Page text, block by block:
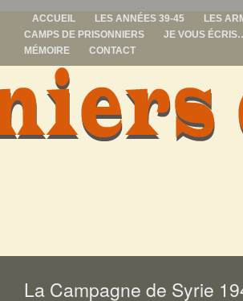
ACCUEIL LES ANNÉES 39-45 LES
CAMPS DE PRISONNIERS
JE VOUS
MÉMOIRE
CONTACT
La Campagne de Syrie